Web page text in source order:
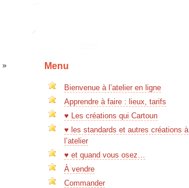
» Menu
Bienvenue à l’atelier en ligne
Apprendre à faire : lieux, tarifs
♥ Les créations qui Cartoun
♥ les standards et autres créations à
l’atelier
♥ et quand vous osez…
À vendre
Commander